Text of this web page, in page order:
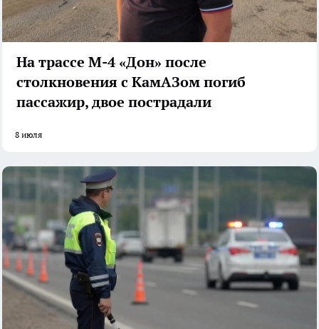
На трассе М-4 «Дон» после
столкновения с КамАЗом погиб
пассажир, двое пострадали
8 июля